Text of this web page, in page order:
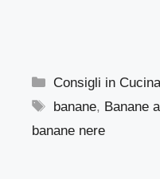
Categorie
Consigli in Cucina
Tag
banane, Banane
banane nere